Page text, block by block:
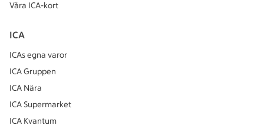
Våra ICA-kort
ICA
ICAs egna varor
ICA Gruppen
ICA Nära
ICA Supermarket
ICA Kvantum